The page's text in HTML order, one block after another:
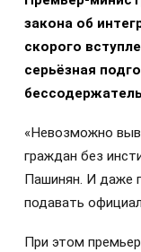
закона об
скорого
серьёзная
«Невозможно
граждан без
Пашинян. И даже
подавать
При этом